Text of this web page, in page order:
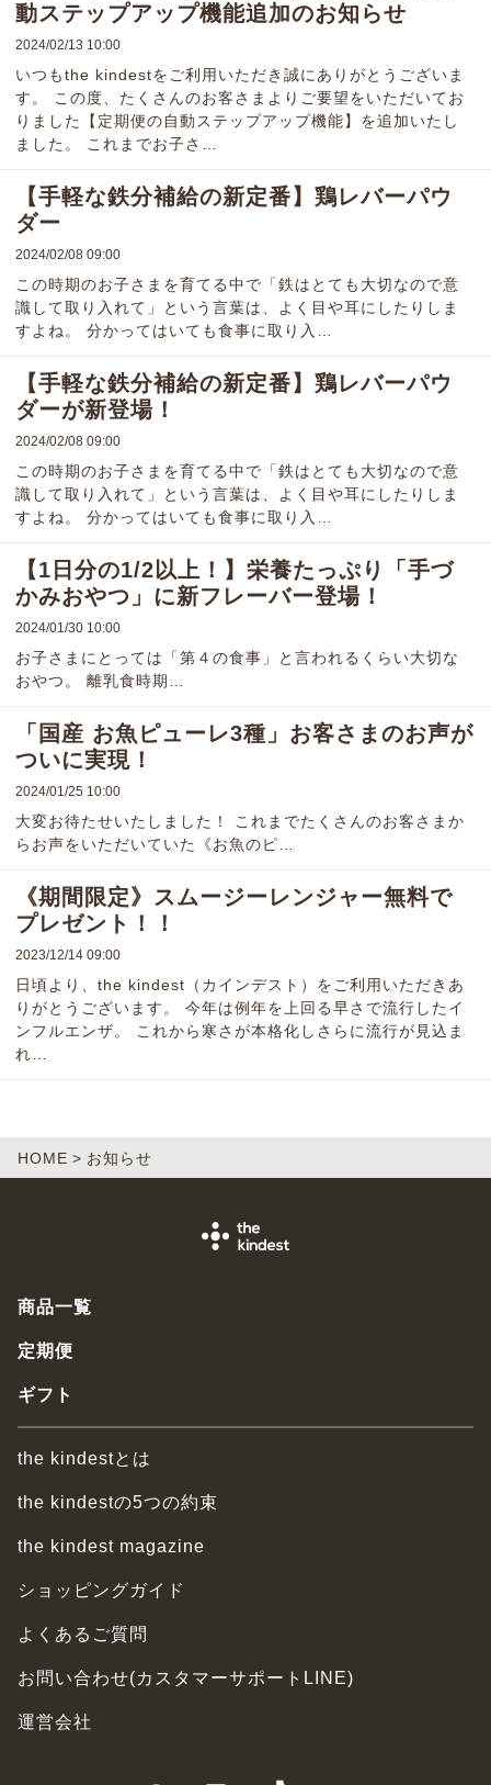
動ステップアップ機能追加のお知らせ
2024/02/13 10:00
いつもthe kindestをご利用いただき誠にありがとうございま
す。 この度、たくさんのお客さまよりご要望をいただいてお
りました【定期便の自動ステップアップ機能】を追加いたし
ました。 これまでお子さ…
【手軽な鉄分補給の新定番】鶏レバーパウ
ダー
2024/02/08 09:00
この時期のお子さまを育てる中で「鉄はとても大切なので意
識して取り入れて」という言葉は、よく目や耳にしたりしま
すよね。 分かってはいても食事に取り入…
【手軽な鉄分補給の新定番】鶏レバーパウ
ダーが新登場！
2024/02/08 09:00
この時期のお子さまを育てる中で「鉄はとても大切なので意
識して取り入れて」という言葉は、よく目や耳にしたりしま
すよね。 分かってはいても食事に取り入…
【1日分の1/2以上！】栄養たっぷり「手づ
かみおやつ」に新フレーバー登場！
2024/01/30 10:00
お子さまにとっては「第４の食事」と言われるくらい大切な
おやつ。 離乳食時期…
「国産 お魚ピューレ3種」お客さまのお声が
ついに実現！
2024/01/25 10:00
大変お待たせいたしました！ これまでたくさんのお客さまか
らお声をいただいていた《お魚のピ…
《期間限定》スムージーレンジャー無料で
プレゼント！！
2023/12/14 09:00
日頃より、the kindest（カインデスト）をご利用いただきあ
りがとうございます。 今年は例年を上回る早さで流行したイ
ンフルエンザ。 これから寒さが本格化しさらに流行が見込ま
れ…
HOME お知らせ
商品一覧
定期便
ギフト
the kindestとは
the kindestの5つの約束
the kindest magazine
ショッピングガイド
よくあるご質問
お問い合わせ(カスタマーサポートLINE)
運営会社